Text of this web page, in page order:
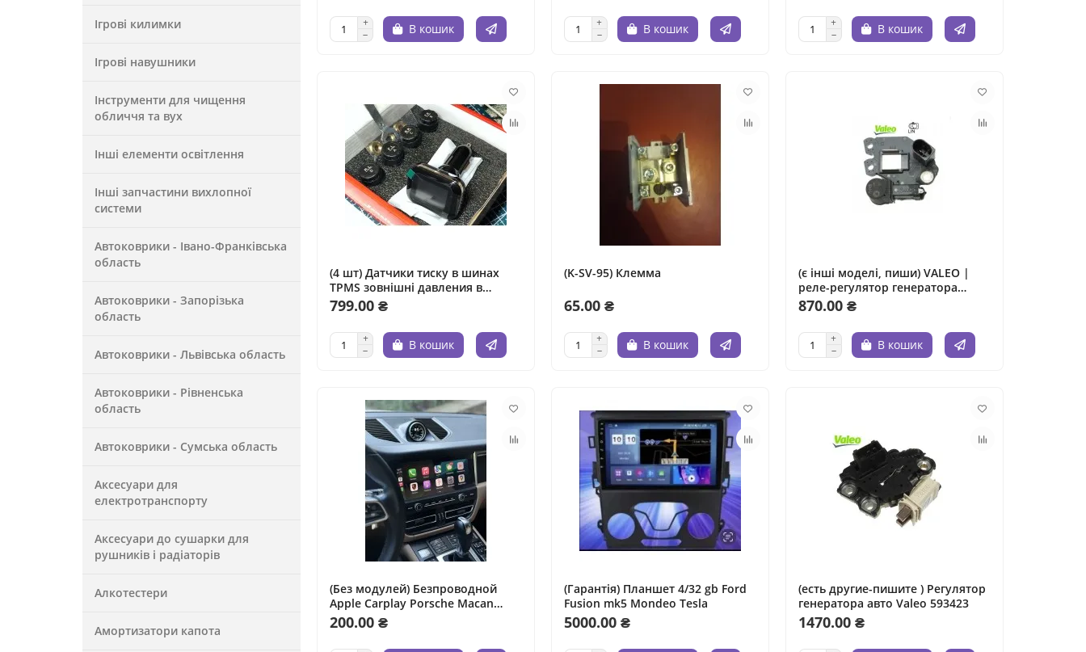
Ігрові килимки
Ігрові навушники
Інструменти для чищення
обличчя та вух
Інші елементи освітлення
Інші запчастини вихлопної
системи
Автоковрики - Івано-Франківська
область
Автоковрики - Запорізька
область
Автоковрики - Львівська область
Автоковрики - Рівненська
область
Автоковрики - Сумська область
Аксесуари для
електротранспорту
Аксесуари до сушарки для
рушників і радіаторів
Алкотестери
Амортизатори капота
В кошик В кошик В кошик
(4 шт) Датчики тиску в шинах
TPMS зовнішні давления в
шинах колесах
799.00 ₴
В кошик
(K-SV-95) Клемма
65.00 ₴
В кошик
(є інші моделі, пиши) VALEO |
реле-регулятор генератора
VALEO
870.00 ₴
В кошик
(Без модулей) Безпроводной
Apple Carplay Porsche Macan
wireless
200.00 ₴
(Гарантія) Планшет 4/32 gb Ford
Fusion mk5 Mondeo Tesla
5000.00 ₴
(есть другие-пишите ) Регулятор
генератора авто Valeo 593423
1470.00 ₴